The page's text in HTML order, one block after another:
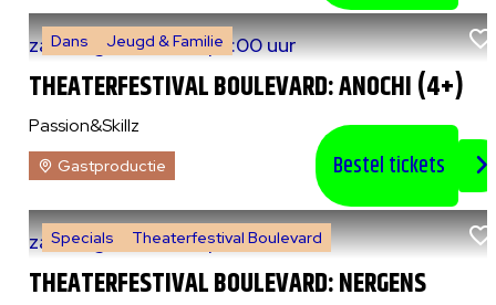
THEATERFESTIVAL BOULEVARD: ANOCHI (4+)
Dans Jeugd & Familie
za 8 augustus 2026|13:00 uur
Passion&Skillz
Gastproductie Bestel tickets
THEATERFESTIVAL BOULEVARD: NERGENS
Specials Theaterfestival Boulevard
za 8 augustus 2026|14:00 uur